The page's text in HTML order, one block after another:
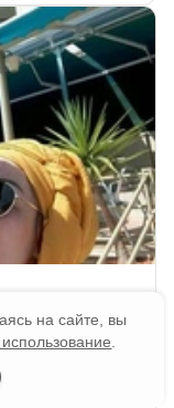
не
на сайте, вы